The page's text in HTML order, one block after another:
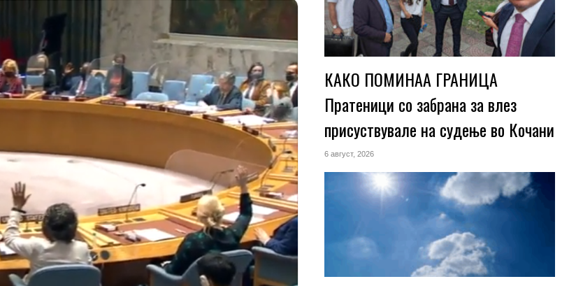
КАКО ПОМИНАА ГРАНИЦА
Пратеници со забрана за влез
присуствувале на судење во Кочани
6 август, 2026